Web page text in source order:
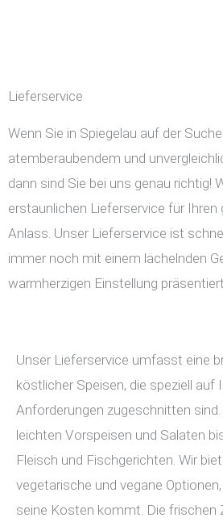
Lieferservice
Wenn Sie in Spiegelau auf der
atemberaubendem und
dann sind Sie bei uns genau richtig!
erstaunlichen Lieferservice für Ihren
Anlass. Unser Lieferservice ist
immer noch mit einem lächelnden
warmherzigen Einstellung
Unser Lieferservice umfasst eine
köstlicher Speisen, die speziell auf
Anforderungen zugeschnitten sind.
leichten Vorspeisen und Salaten
Fleisch und Fischgerichten. Wir
vegetarische und vegane
seine Kosten kommt. Die frischen